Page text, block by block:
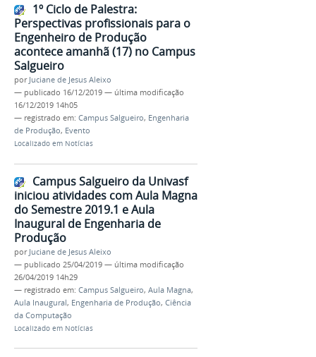
1º Ciclo de Palestra:
Perspectivas profissionais para o
Engenheiro de Produção
acontece amanhã (17) no Campus
Salgueiro
por Juciane de Jesus Aleixo
— publicado 16/12/2019 — última modificação
16/12/2019 14h05
— registrado em: Campus Salgueiro, Engenharia
de Produção, Evento
Localizado em Notícias
Campus Salgueiro da Univasf
iniciou atividades com Aula Magna
do Semestre 2019.1 e Aula
Inaugural de Engenharia de
Produção
por Juciane de Jesus Aleixo
— publicado 25/04/2019 — última modificação
26/04/2019 14h29
— registrado em: Campus Salgueiro, Aula Magna,
Aula Inaugural, Engenharia de Produção, Ciência
da Computação
Localizado em Notícias